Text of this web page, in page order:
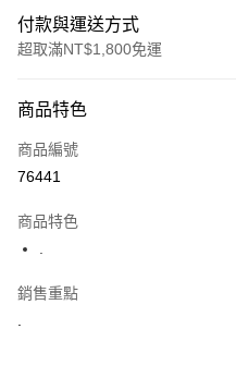
付款與運送方式
超取滿NT$1,800免運
信用卡一次付款
超商取貨付款
街口支付
悠遊付
商品特色
商品編號
76441
商品特色
銷售重點